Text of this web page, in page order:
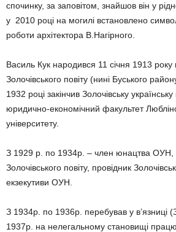
спочинку, за заповітом, знайшов він у
у 2010 році на могилі встановлено
роботи архітектора В.Нагірного.
Василь Кук народився 11 січня 1913
Золочівського повіту (нині Буського
1932 році закінчив Золочівську
юридично-економічний факультет
університету.
З 1929 р. по 1934р. – член юнацтва ОУН,
Золочівського повіту, провідник
екзекутиви ОУН.
З 1934р. по 1936р. перебував у в’язниці
1937р. на нелегальному становищі